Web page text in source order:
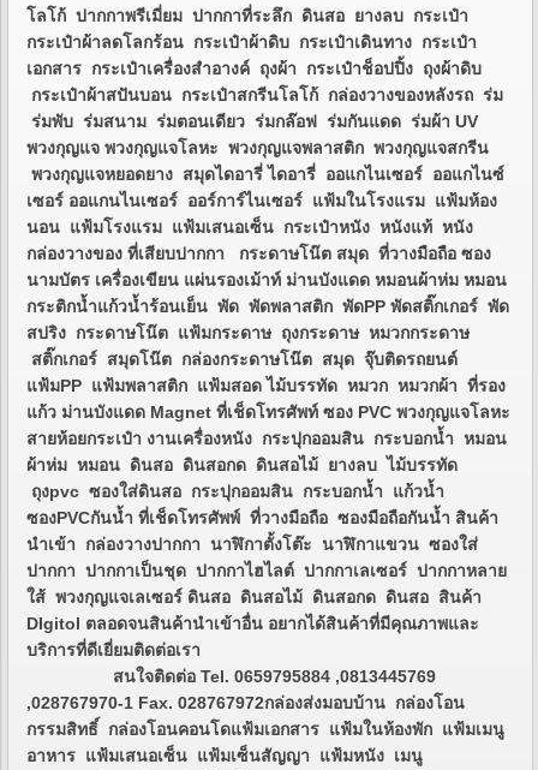
โลโก้ ปากกาพรีเมี่ยม ปากกาที่ระลึก ดินสอ ยางลบ กระเป๋า
กระเป๋าผ้าลดโลกร้อน กระเป๋าผ้าดิบ กระเป๋าเดินทาง กระเป๋า
เอกสาร กระเป๋าเครื่องสำอางค์ ถุงผ้า กระเป๋าช็อปปิ้ง ถุงผ้าดิบ
กระเป๋าผ้าสปันบอน กระเป๋าสกรีนโลโก้ กล่องวางของหลังรถ ร่ม
ร่มพับ ร่มสนาม ร่มตอนเดียว ร่มกล๊อฟ ร่มกันแดด ร่มผ้า UV
พวงกุญแจ พวงกุญแจโลหะ พวงกุญแจพลาสติก พวงกุญแจสกรีน
พวงกุญแจหยอดยาง สมุดไดอารี่ ไดอารี่ ออแกไนเซอร์ ออแกไนซ์
เซอร์ ออแกนไนเซอร์ ออร์การ์ไนเซอร์ แฟ้มในโรงแรม แฟ้มห้อง
นอน แฟ้มโรงแรม แฟ้มเสนอเซ็น กระเป๋าหนัง หนังแท้ หนัง
กล่องวางของ ที่เสียบปากกา กระดาษโน๊ต สมุด ที่วางมือถือ ซอง
นามบัตร เครื่องเขียน แผ่นรองเม้าท์ ม่านบังแดด หมอนผ้าห่ม หมอน
กระติกน้ำแก้วน้ำร้อนเย็น พัด พัดพลาสติก พัดPP พัดสติ๊กเกอร์ พัด
สปริง กระดาษโน๊ต แฟ้มกระดาษ ถุงกระดาษ หมวกกระดาษ
สติ๊กเกอร์ สมุดโน๊ต กล่องกระดาษโน๊ต สมุด จุ๊บติดรถยนต์
แฟ้มPP แฟ้มพลาสติก แฟ้มสอด ไม้บรรทัด หมวก หมวกผ้า ที่รอง
แก้ว ม่านบังแดด Magnet ที่เช็ดโทรศัพท์ ซอง PVC พวงกุญแจโลหะ
สายห้อยกระเป๋า งานเครื่องหนัง กระปุกออมสิน กระบอกน้ำ หมอน
ผ้าห่ม หมอน ดินสอ ดินสอกด ดินสอไม้ ยางลบ ไม้บรรทัด
ถุงpvc ซองใส่ดินสอ กระปุกออมสิน กระบอกน้ำ แก้วน้ำ
ซองPVCกันน้ำ ที่เช็ดโทรศัพพ์ ที่วางมือถือ ซองมือถือกันน้ำ สินค้า
นำเข้า กล่องวางปากกา นาฬิกาตั้งโต๊ะ นาฬิกาแขวน ซองใส่
ปากกา ปากกาเป็นชุด ปากกาไฮไลต์ ปากกาเลเซอร์ ปากกาหลาย
ใส้ พวงกุญแจเลเซอร์ ดินสอ ดินสอไม้ ดินสอกด ดินสอ สินค้า
DIgitol ตลอดจนสินค้านำเข้าอื่น อยากได้สินค้าที่มีคุณภาพและ
บริการที่ดีเยี่ยมติดต่อเรา
สนใจติดต่อ Tel. 0659795884 ,0813445769
,028767970-1 Fax. 028767972กล่องส่งมอบบ้าน กล่องโอน
กรรมสิทธิ์ กล่องโอนคอนโดแฟ้มเอกสาร แฟ้มในห้องพัก แฟ้มเมนู
อาหาร แฟ้มเสนอเซ็น แฟ้มเซ็นสัญญา แฟ้มหนัง เมนู